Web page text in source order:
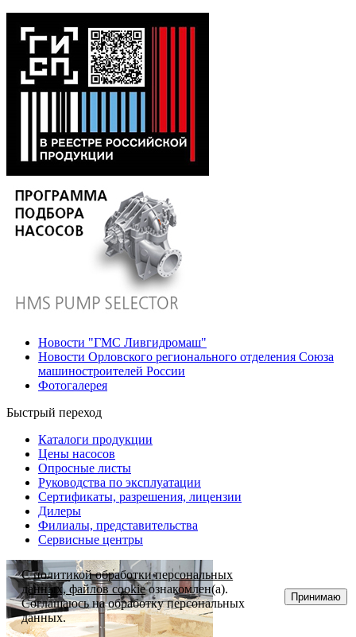
Новости "ГМС Ливгидромаш"
Новости Орловского регионального отделения Союза
машиностроителей России
Фотогалерея
Быстрый переход
Каталоги продукции
Цены насосов
Опросные листы
Руководства по эксплуатации
Сертификаты, разрешения, лицензии
Дилеры
Филиалы, представительства
Сервисные центры
Сполитикой обработки персональных
данных, файлов cookieознакомлен(а).
Соглашаюсь на обработку персональных
данных.
Принимаю